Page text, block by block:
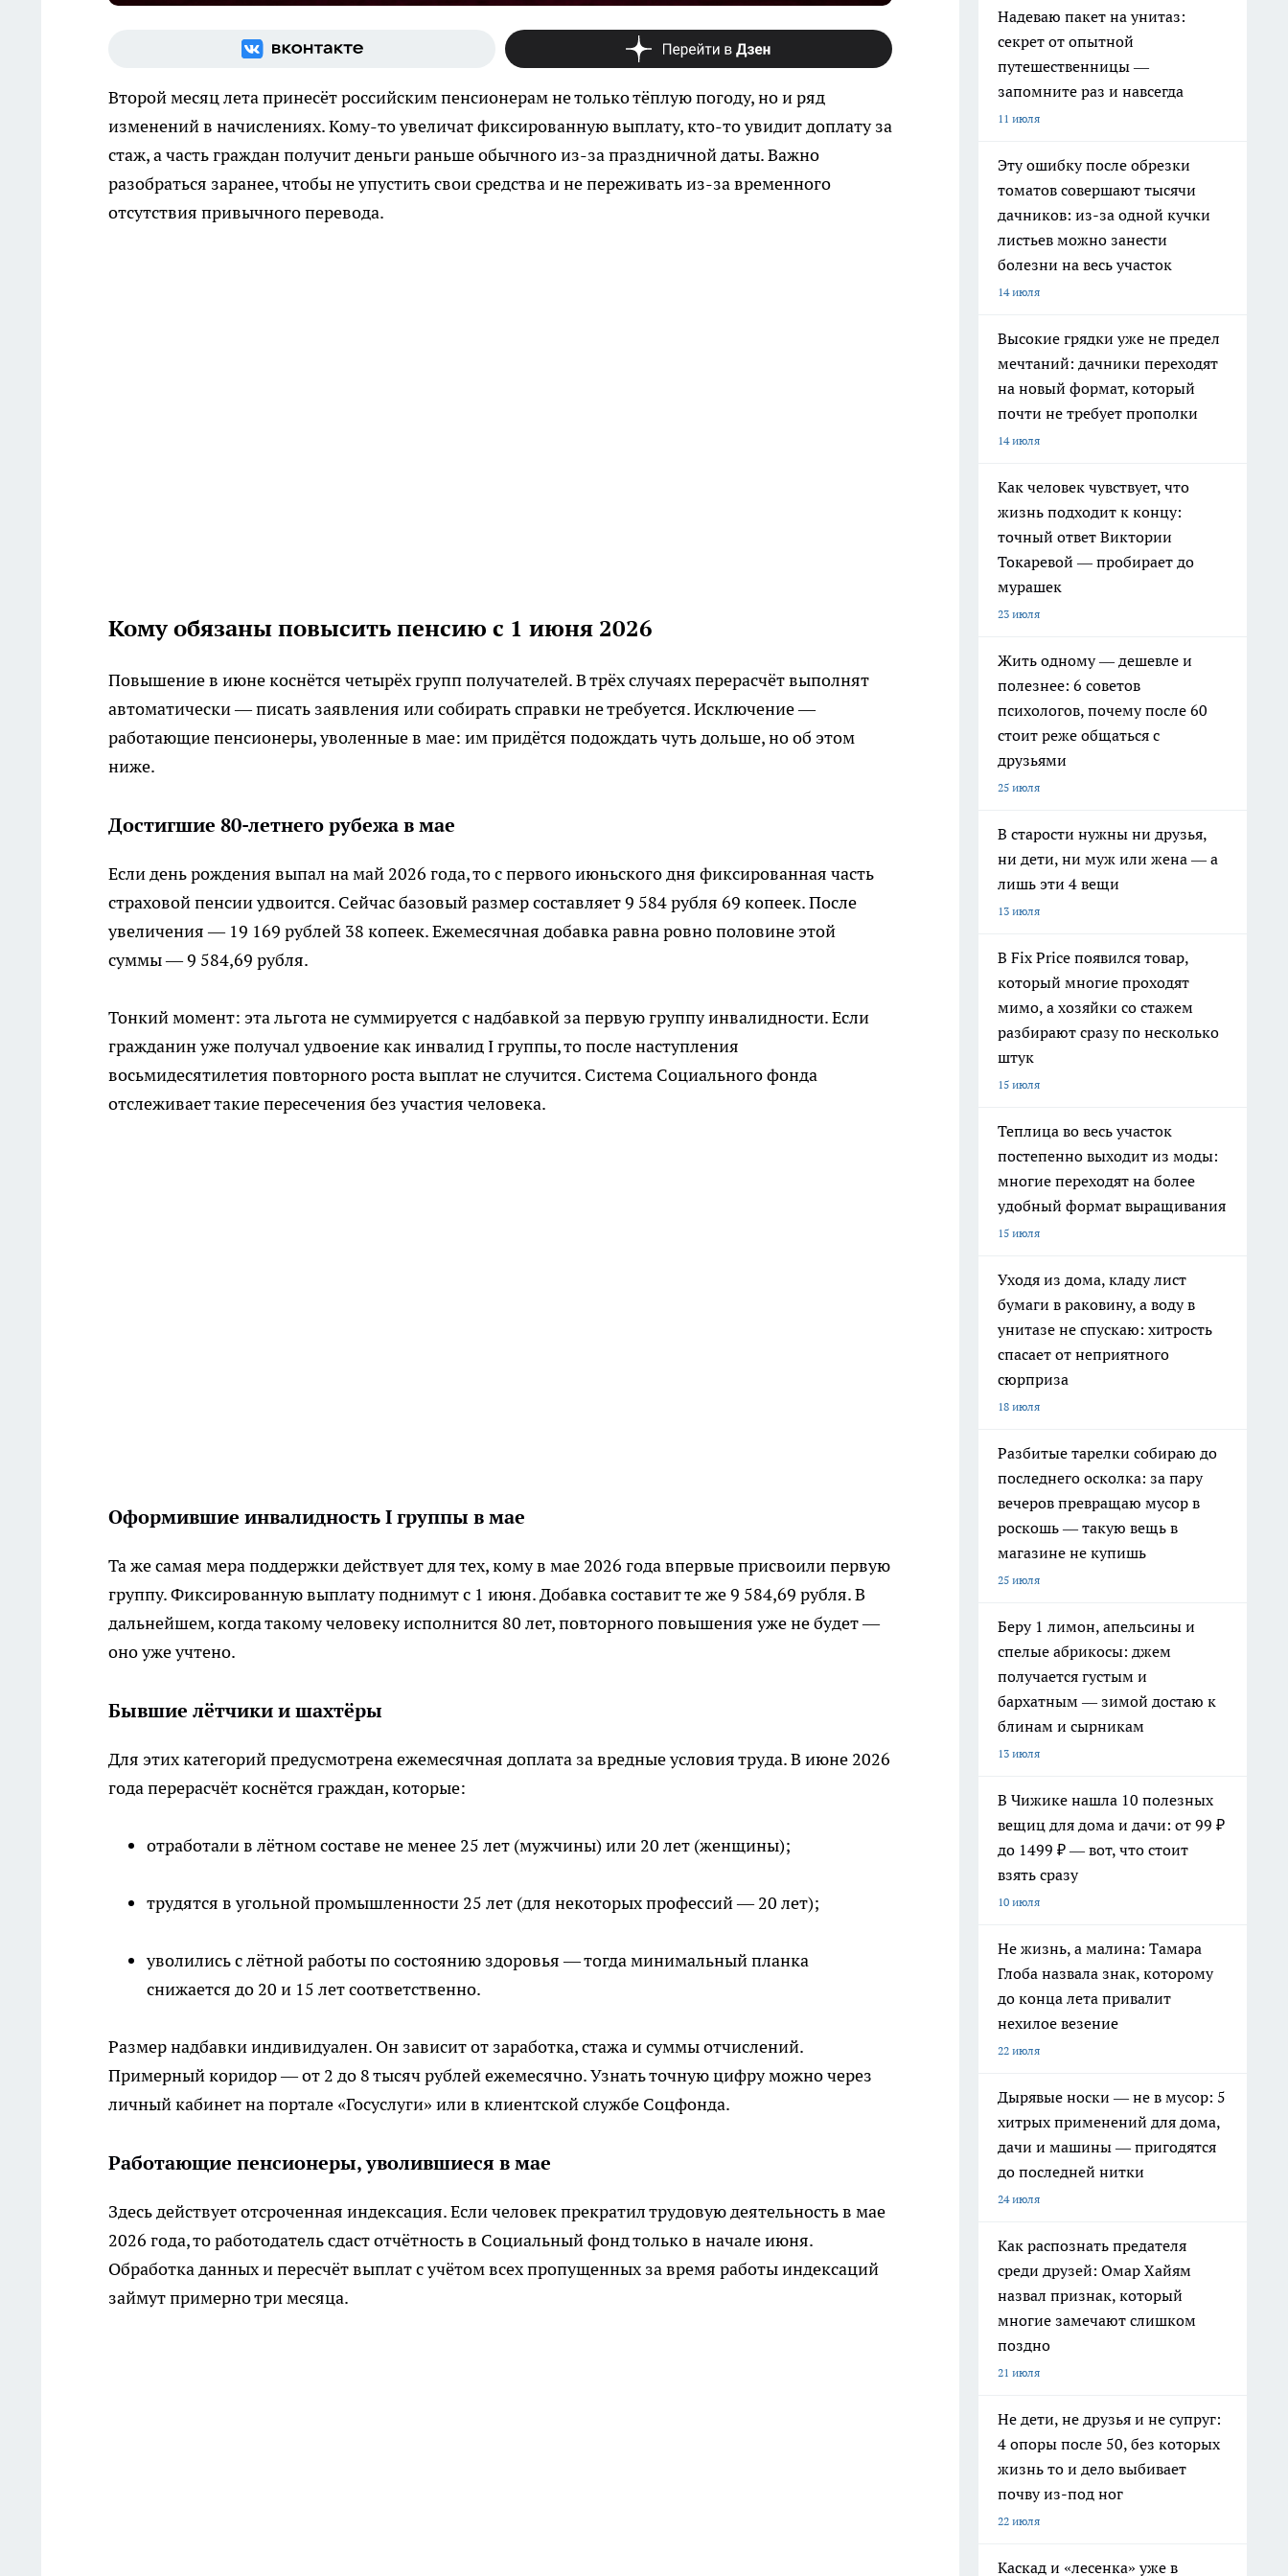
Второй месяц лета принесёт российским пенсионерам не только тёплую погоду, но и ряд
изменений в начислениях. Кому-то увеличат фиксированную выплату, кто-то увидит доплату за
стаж, а часть граждан получит деньги раньше обычного из-за праздничной даты. Важно
разобраться заранее, чтобы не упустить свои средства и не переживать из-за временного
отсутствия привычного перевода.
Кому обязаны повысить пенсию с 1 июня 2026
Повышение в июне коснётся четырёх групп получателей. В трёх случаях перерасчёт выполнят
автоматически — писать заявления или собирать справки не требуется. Исключение —
работающие пенсионеры, уволенные в мае: им придётся подождать чуть дольше, но об этом
ниже.
Достигшие 80-летнего рубежа в мае
Если день рождения выпал на май 2026 года, то с первого июньского дня фиксированная часть
страховой пенсии удвоится. Сейчас базовый размер составляет 9 584 рубля 69 копеек. После
увеличения — 19 169 рублей 38 копеек. Ежемесячная добавка равна ровно половине этой
суммы — 9 584,69 рубля.
Тонкий момент: эта льгота не суммируется с надбавкой за первую группу инвалидности. Если
гражданин уже получал удвоение как инвалид I группы, то после наступления
восьмидесятилетия повторного роста выплат не случится. Система Социального фонда
отслеживает такие пересечения без участия человека.
Оформившие инвалидность I группы в мае
Та же самая мера поддержки действует для тех, кому в мае 2026 года впервые присвоили первую
группу. Фиксированную выплату поднимут с 1 июня. Добавка составит те же 9 584,69 рубля. В
дальнейшем, когда такому человеку исполнится 80 лет, повторного повышения уже не будет —
оно уже учтено.
Бывшие лётчики и шахтёры
Для этих категорий предусмотрена ежемесячная доплата за вредные условия труда. В июне 2026
года перерасчёт коснётся граждан, которые:
отработали в лётном составе не менее 25 лет (мужчины) или 20 лет (женщины);
трудятся в угольной промышленности 25 лет (для некоторых профессий — 20 лет);
уволились с лётной работы по состоянию здоровья — тогда минимальный планка
снижается до 20 и 15 лет соответственно.
Размер надбавки индивидуален. Он зависит от заработка, стажа и суммы отчислений.
Примерный коридор — от 2 до 8 тысяч рублей ежемесячно. Узнать точную цифру можно через
личный кабинет на портале «Госуслуги» или в клиентской службе Соцфонда.
Работающие пенсионеры, уволившиеся в мае
Здесь действует отсроченная индексация. Если человек прекратил трудовую деятельность в мае
2026 года, то работодатель сдаст отчётность в Социальный фонд только в начале июня.
Обработка данных и пересчёт выплат с учётом всех пропущенных за время работы индексаций
займут примерно три месяца.
Надеваю пакет на унитаз:
секрет от опытной
путешественницы —
запомните раз и навсегда
11 июля
Эту ошибку после обрезки
томатов совершают тысячи
дачников: из-за одной кучки
листьев можно занести
болезни на весь участок
14 июля
Высокие грядки уже не предел
мечтаний: дачники переходят
на новый формат, который
почти не требует прополки
14 июля
Как человек чувствует, что
жизнь подходит к концу:
точный ответ Виктории
Токаревой — пробирает до
мурашек
23 июля
Жить одному — дешевле и
полезнее: 6 советов
психологов, почему после 60
стоит реже общаться с
друзьями
25 июля
В старости нужны ни друзья,
ни дети, ни муж или жена — а
лишь эти 4 вещи
13 июля
В Fix Price появился товар,
который многие проходят
мимо, а хозяйки со стажем
разбирают сразу по несколько
штук
15 июля
Теплица во весь участок
постепенно выходит из моды:
многие переходят на более
удобный формат выращивания
15 июля
Уходя из дома, кладу лист
бумаги в раковину, а воду в
унитазе не спускаю: хитрость
спасает от неприятного
сюрприза
18 июля
Разбитые тарелки собираю до
последнего осколка: за пару
вечеров превращаю мусор в
роскошь — такую вещь в
магазине не купишь
25 июля
Беру 1 лимон, апельсины и
спелые абрикосы: джем
получается густым и
бархатным — зимой достаю к
блинам и сырникам
13 июля
В Чижике нашла 10 полезных
вещиц для дома и дачи: от 99 ₽
до 1499 ₽ — вот, что стоит
взять сразу
10 июля
Не жизнь, а малина: Тамара
Глоба назвала знак, которому
до конца лета привалит
нехилое везение
22 июля
Дырявые носки — не в мусор: 5
хитрых применений для дома,
дачи и машины — пригодятся
до последней нитки
24 июля
Как распознать предателя
среди друзей: Омар Хайям
назвал признак, который
многие замечают слишком
поздно
21 июля
Не дети, не друзья и не супруг:
4 опоры после 50, без которых
жизнь то и дело выбивает
почву из-под ног
22 июля
Каскад и «лесенка» уже в